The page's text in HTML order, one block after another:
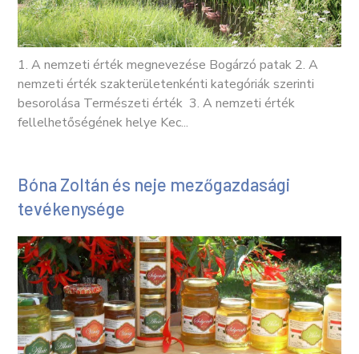
1. A nemzeti érték megnevezése Bogárzó patak 2. A
nemzeti érték szakterületenkénti kategóriák szerinti
besorolása Természeti érték 3. A nemzeti érték
fellelhetőségének helye Kec...
Bóna Zoltán és neje mezőgazdasági
tevékenysége